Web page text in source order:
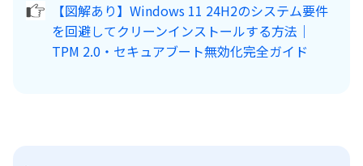
【図解あり】Windows 11 24H2のシステム要件
を回避してクリーンインストールする方法｜
TPM 2.0・セキュアブート無効化完全ガイド